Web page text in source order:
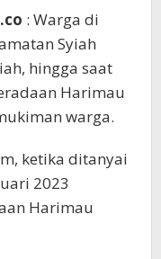
: Warga di
Syiah
hingga saat
Harimau
warga.
ketika ditanyai
2023
Harimau